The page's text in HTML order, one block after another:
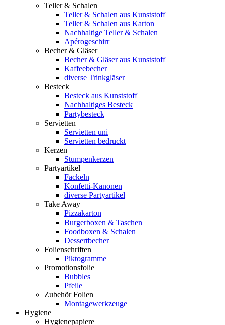
Teller & Schalen
Teller & Schalen aus Kunststoff
Teller & Schalen aus Karton
Nachhaltige Teller & Schalen
Apérogeschirr
Becher & Gläser
Becher & Gläser aus Kunststoff
Kaffeebecher
diverse Trinkgläser
Besteck
Besteck aus Kunststoff
Nachhaltiges Besteck
Partybesteck
Servietten
Servietten uni
Servietten bedruckt
Kerzen
Stumpenkerzen
Partyartikel
Fackeln
Konfetti-Kanonen
diverse Partyartikel
Take Away
Pizzakarton
Burgerboxen & Taschen
Foodboxen & Schalen
Dessertbecher
Folienschriften
Piktogramme
Promotionsfolie
Bubbles
Pfeile
Zubehör Folien
Montagewerkzeuge
Hygiene
Hygienepapiere